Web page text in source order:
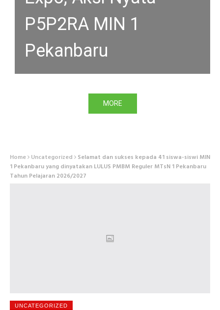
P5P2RA MIN 1
Pekanbaru
MORE
PEKANBARU DI BULAN
RAMADHAN
MORE
Home Uncategorized Selamat dan sukses kepada 41 siswa-siswi MIN
1 Pekanbaru yang dinyatakan LULUS PMBM Reguler MTsN 1 Pekanbaru
Tahun Pelajaran 2026/2027
UNCATEGORIZED